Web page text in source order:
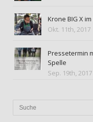
Krone BIG X
Okt. 11th, 2017
Pressetermin
Spelle
Sep. 19th, 2017